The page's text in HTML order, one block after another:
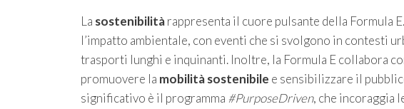
La sostenibilitàrappresenta il cuore pulsante della Formula
l’impatto ambientale, con eventi che si svolgono in contesti
trasporti lunghi e inquinanti. Inoltre, la Formula E collabora
promuovere la mobilità sostenibile e sensibilizzare il
significativo è il programma #PurposeDriven, che incoraggia